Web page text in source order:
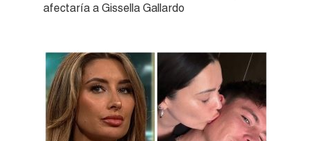
afectaría a Gissella Gallardo